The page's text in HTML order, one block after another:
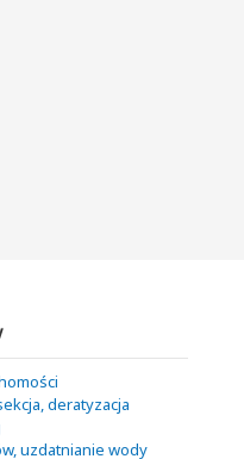
deratyzacja
uzdatnianie wody